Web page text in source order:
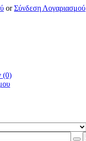
orΣύνδεση Λογαριασμού
(0)